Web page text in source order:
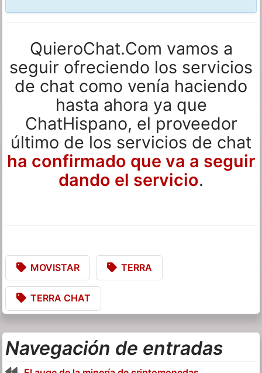
QuieroChat.Com vamos a
seguir ofreciendo los servicios
de chat como venía haciendo
hasta ahora ya que
ChatHispano, el proveedor
último de los servicios de chat
ha confirmado que va a seguir
dando el servicio.
MOVISTAR TERRA
TERRA CHAT
Navegación de entradas